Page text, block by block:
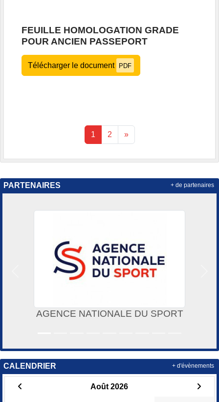
FEUILLE HOMOLOGATION GRADE
POUR ANCIEN PASSEPORT
Télécharger le document PDF
1 2 »
PARTENAIRES
AGENCE NATIONALE DU SPORT
+ de partenaires
CALENDRIER
Août 2026
+ d'évènements